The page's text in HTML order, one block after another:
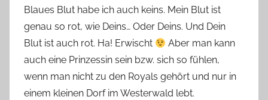
Blaues Blut habe ich auch keins. Mein Blut ist
genau so rot, wie Deins… Oder Deins. Und Dein
Blut ist auch rot. Ha! Erwischt
Aber man kann
auch eine Prinzessin sein bzw. sich so fühlen,
wenn man nicht zu den Royals gehört und nur in
einem kleinen Dorf im Westerwald lebt.